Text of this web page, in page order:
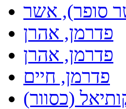
סופר), אשר
פדרמן, אהרן
פדרמן, אהרן
פדרמן, חיים
(כסוור)